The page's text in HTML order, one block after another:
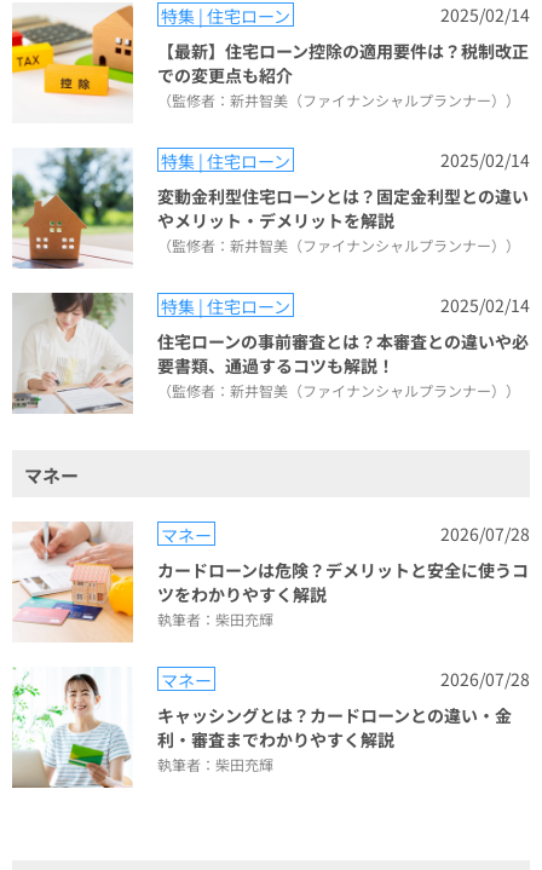
特集 | 住宅ローン
2025/02/14
【最新】住宅ローン控除の適用要件は？税制改正
での変更点も紹介
（監修者：新井智美（ファイナンシャルプランナー））
特集 | 住宅ローン
2025/02/14
変動金利型住宅ローンとは？固定金利型との違い
やメリット・デメリットを解説
（監修者：新井智美（ファイナンシャルプランナー））
特集 | 住宅ローン
2025/02/14
住宅ローンの事前審査とは？本審査との違いや必
要書類、通過するコツも解説！
（監修者：新井智美（ファイナンシャルプランナー））
マネー
マネー
2026/07/28
カードローンは危険？デメリットと安全に使うコ
ツをわかりやすく解説
執筆者：柴田充輝
マネー
2026/07/28
キャッシングとは？カードローンとの違い・金
利・審査までわかりやすく解説
執筆者：柴田充輝